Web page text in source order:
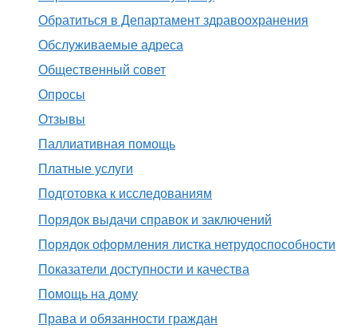
Обратиться в Департамент здравоохранения
Обслуживаемые адреса
Общественный совет
Опросы
Отзывы
Паллиативная помощь
Платные услуги
Подготовка к исследованиям
Порядок выдачи справок и заключений
Порядок оформления листка нетрудоспособности
Показатели доступности и качества
Помощь на дому
Права и обязанности граждан